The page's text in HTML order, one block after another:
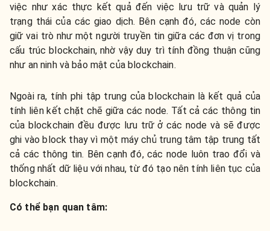
việc như xác thực kết quả đến việc lưu trữ và quản lý
trạng thái của các giao dịch. Bên cạnh đó, các node còn
giữ vai trò như một người truyền tin giữa các đơn vị trong
cấu trúc blockchain, nhờ vậy duy trì tính đồng thuận cũng
như an ninh và bảo mật của blockchain.
Ngoài ra, tính phi tập trung của blockchain là kết quả của
tính liên kết chặt chẽ giữa các node. Tất cả các thông tin
của blockchain đều được lưu trữ ở các node và sẽ được
ghi vào block thay vì một máy chủ trung tâm tập trung tất
cả các thông tin. Bên cạnh đó, các node luôn trao đổi và
thống nhất dữ liệu với nhau, từ đó tạo nên tính liên tục của
blockchain.
Có thể bạn quan tâm: